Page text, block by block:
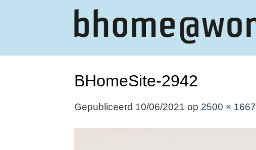
BHomeSite-2942
Gepubliceerd 10/06/2021 op 2500 × 1667